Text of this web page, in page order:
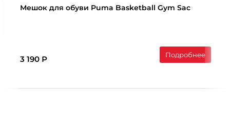
Мешок для обуви Puma Basketball Gym Sac
3 190 Р Подробнее